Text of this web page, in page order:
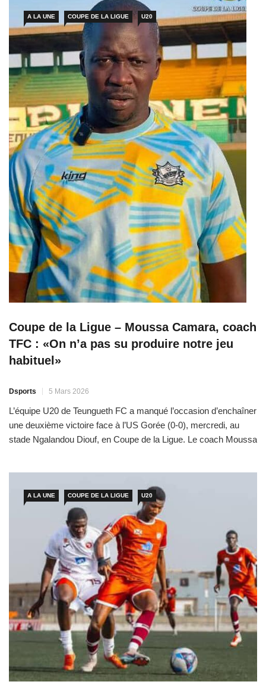
A LA UNE COUPE DE LA LIGUE U20
Coupe de la Ligue – Moussa Camara, coach
TFC : «On n’a pas su produire notre jeu
habituel»
Dsports 5 Mars 2026
L’équipe U20 de Teungueth FC a manqué l’occasion d’enchaîner
une deuxième victoire face à l’US Gorée (0-0), mercredi, au
stade Ngalandou Diouf, en Coupe de la Ligue. Le coach Moussa
A LA UNE COUPE DE LA LIGUE U20